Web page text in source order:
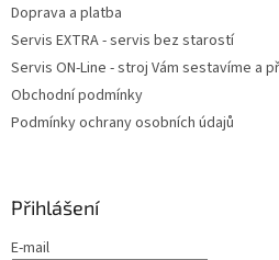
Doprava a platba
Servis EXTRA - servis bez starostí
Servis ON-Line - stroj Vám sestavíme a
Obchodní podmínky
Podmínky ochrany osobních údajů
Přihlášení
E-mail